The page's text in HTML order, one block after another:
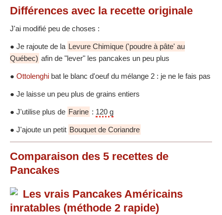
Différences avec la recette originale
J'ai modifié peu de choses :
● Je rajoute de la Levure Chimique ('poudre à pâte' au
Québec) afin de "lever" les pancakes un peu plus
● Ottolenghi bat le blanc d'oeuf du mélange 2 : je ne le fais pas
● Je laisse un peu plus de grains entiers
● J'utilise plus de Farine : 120 g
● J'ajoute un petit Bouquet de Coriandre
Comparaison des 5 recettes de
Pancakes
Les vrais Pancakes Américains
inratables (méthode 2 rapide)